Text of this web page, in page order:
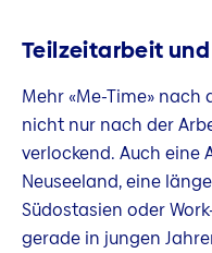
Teilzeitarbeit
Mehr «Me-Time» nach
nicht nur nach der
verlockend. Auch eine
Neuseeland, eine
Südostasien oder
gerade in jungen